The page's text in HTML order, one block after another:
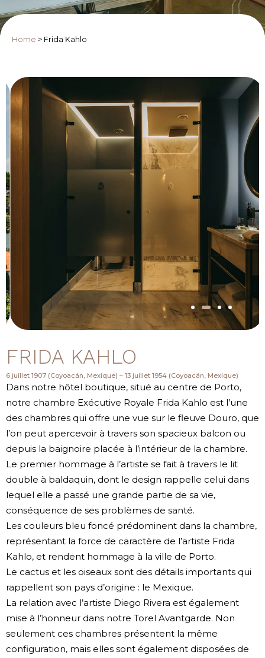
Home > Frida Kahlo
FRIDA KAHLO
6 juillet 1907 (Coyoacán, Mexique) – 13 juillet 1954 (Coyoacán, Mexique)
Dans notre hôtel boutique, situé au centre de Porto,
notre chambre Exécutive Royale Frida Kahlo est l’une
des chambres qui offre une vue sur le fleuve Douro, que
l’on peut apercevoir à travers son spacieux balcon ou
depuis la baignoire placée à l’intérieur de la chambre.
Le premier hommage à l’artiste se fait à travers le lit
double à baldaquin, dont le design rappelle celui dans
lequel elle a passé une grande partie de sa vie,
conséquence de ses problèmes de santé.
Les couleurs bleu foncé prédominent dans la chambre,
représentant la force de caractère de l’artiste Frida
Kahlo, et rendent hommage à la ville de Porto.
Le cactus et les oiseaux sont des détails importants qui
rappellent son pays d’origine : le Mexique.
La relation avec l’artiste Diego Rivera est également
mise à l’honneur dans notre Torel Avantgarde. Non
seulement ces chambres présentent la même
configuration, mais elles sont également disposées de